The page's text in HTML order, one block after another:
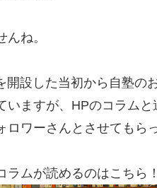
ね。
開設した当初から自塾の
いますが、HPのコラム
ロワーさんとさせてもら
ラムが読めるのはこちら